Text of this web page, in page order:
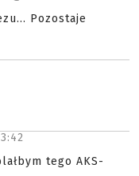
Pozostaje
tego AKS-